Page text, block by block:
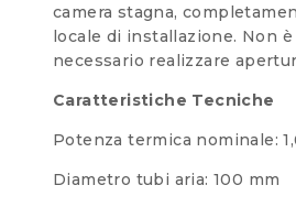
camera stagna,
locale di installazione. Non
necessario realizzare
Caratteristiche Tecniche
Potenza termica nominale:
Diametro tubi aria: 100 mm